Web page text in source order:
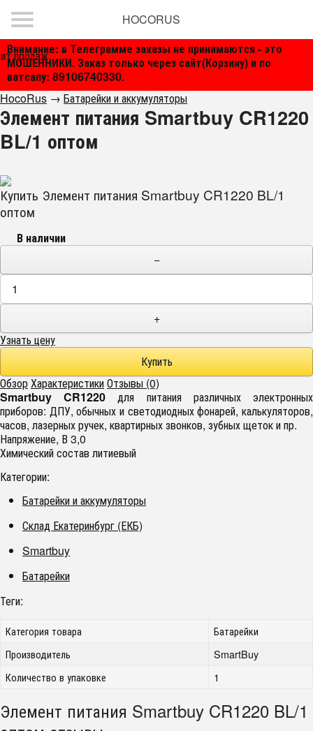
Внимание: в Телеграмме заказы не принимаются - это
МОШЕННИКИ. Заказ только через сайт(Корзину) и по
ватсапу: 89106740330.
HOCORUS
HocoRus → Батарейки и аккумуляторы
Элемент питания Smartbuy CR1220
BL/1 оптом
Купить Элемент питания Smartbuy CR1220 BL/1
оптом
В наличии
−
+
Узнать цену
ОбзорХарактеристикиОтзывы (0)
Smartbuy CR1220для питания различных электронных
приборов: ДПУ, обычных и светодиодных фонарей, калькуляторов,
часов, лазерных ручек, квартирных звонков, зубных щеток и пр.
Напряжение, В 3,0
Химический состав литиевый
Категории:
Батарейки и аккумуляторы
Склад Екатеринбург (ЕКБ)
Smartbuy
Батарейки
Теги:
Категория товара
Батарейки
Производитель
SmartBuy
Количество в упаковке
1
Элемент питания Smartbuy CR1220 BL/1
продаж